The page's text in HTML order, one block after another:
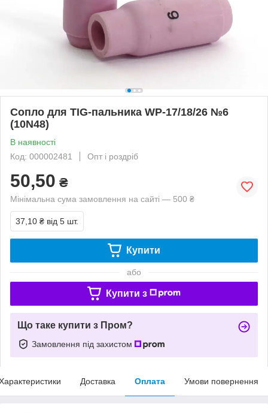
Сопло для TIG-пальника WP-17/18/26 №6
(10N48)
В наявності
Код: 000002481
Опт і роздріб
50,50 ₴
Мінімальна сума замовлення на сайті — 500 ₴
37,10 ₴ від 5 шт.
Купити
або
Купити з
Що таке купити з Пром?
Замовлення під захистом
Доставка Оплата Умови повернення